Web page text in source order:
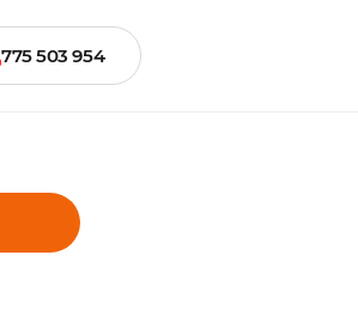
775 503 954